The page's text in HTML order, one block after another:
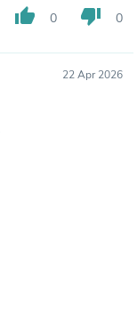
thumb_up 0 thumb_down 0
22 Apr 2026